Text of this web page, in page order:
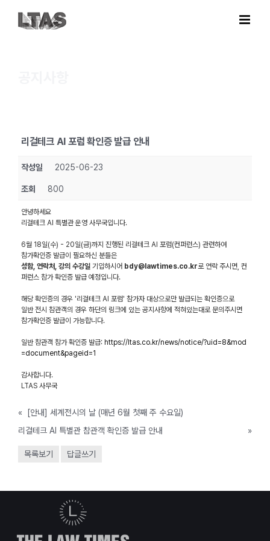
content
리걸테크 AI 포럼 확인증 발급 안내
작성일 2025-06-23
조회 800
안녕하세요
리걸테크 AI 특별관 운영 사무국입니다.
6월 18일(수) - 20일(금)까지 진행된 리걸테크 AI 포럼(컨퍼런스) 관련하여
참가확인증 발급이 필요하신 분들은
성함, 연락처, 강의 수강일기입하시어 bdy@lawtimes.co.kr로 연락 주시면, 컨
퍼런스 참가 확인증 발급 예정입니다.
해당 확인증의 경우 '리걸테크 AI 포럼' 참가자 대상으로만 발급되는 확인증으로
일반 전시 참관객의 경우 하단의 링크에 있는 공지사항에 적혀있는대로 문의주시면
참가확인증 발급이 가능합니다.
일반 참관객 참가 확인증 발급: https://ltas.co.kr/news/notice/?uid=8&mod
=document&pageid=1
감사합니다.
LTAS 사무국
«
[안내] 세계전시의 날 (매년 6월 첫째 주 수요일)
리걸테크 AI 특별관 참관객 확인증 발급 안내
»
목록보기 답글쓰기